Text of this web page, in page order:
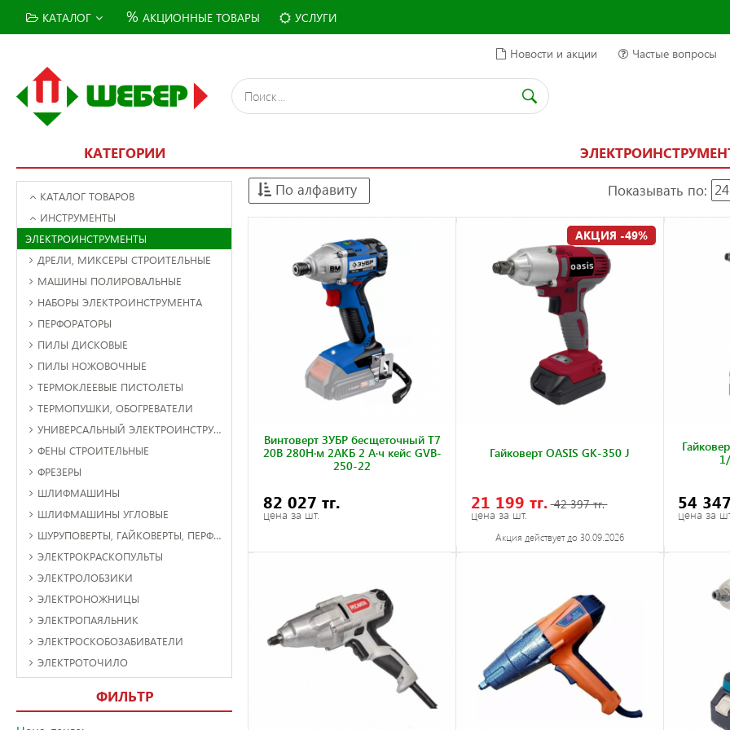
КАТАЛОГ % АКЦИОННЫЕ ТОВАРЫ УСЛУГИ
Новости и акции Частые вопросы
КАТЕГОРИИ
КАТАЛОГ ТОВАРОВ
ИНСТРУМЕНТЫ
ЭЛЕКТРОИНСТРУМЕНТЫ
ДРЕЛИ, МИКСЕРЫ СТРОИТЕЛЬНЫЕ
МАШИНЫ ПОЛИРОВАЛЬНЫЕ
НАБОРЫ ЭЛЕКТРОИНСТРУМЕНТА
ПЕРФОРАТОРЫ
ПИЛЫ ДИСКОВЫЕ
ПИЛЫ НОЖОВОЧНЫЕ
ТЕРМОКЛЕЕВЫЕ ПИСТОЛЕТЫ
ТЕРМОПУШКИ, ОБОГРЕВАТЕЛИ
УНИВЕРСАЛЬНЫЙ ЭЛЕКТРОИНСТРУМЕНТ
ФЕНЫ СТРОИТЕЛЬНЫЕ
ФРЕЗЕРЫ
ШЛИФМАШИНЫ
ШЛИФМАШИНЫ УГЛОВЫЕ
ШУРУПОВЕРТЫ, ГАЙКОВЕРТЫ, ПЕРФОРАТОРЫ АККУМУЛЯТОРНЫЕ
ЭЛЕКТРОКРАСКОПУЛЬТЫ
ЭЛЕКТРОЛОБЗИКИ
ЭЛЕКТРОНОЖНИЦЫ
ЭЛЕКТРОПАЯЛЬНИК
ЭЛЕКТРОСКОБОЗАБИВАТЕЛИ
ЭЛЕКТРОТОЧИЛО
ФИЛЬТР
По алфавиту
Показывать по: 24
Винтоверт ЗУБР бесщеточный Т7
20В 280Н·м 2АКБ 2 А·ч кейс GVB-
250-22
82 027 тг.
цена за шт.
Гайковерт OASIS GK-350 J
21 199 тг. 42 397 тг.
цена за шт.
Акция действует до 30.09.2026
АКЦИЯ -49%
54
цена за